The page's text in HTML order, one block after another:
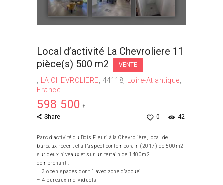
Local d’activité La Chevroliere 11
pièce(s) 500 m2
VENTE
LA CHEVROLIERE 44118
Loire-Atlantique
France
598 500 €
42
0
Share
Parc d’activité du Bois Fleuri à la Chevrolière, local de
bureaux récent et à l’aspect contemporain (2017) de 500m2
sur deux niveaux et sur un terrain de 1400m2
comprenant :
– 3 open spaces dont 1 avec zone d’accueil
– 4 bureaux individuels